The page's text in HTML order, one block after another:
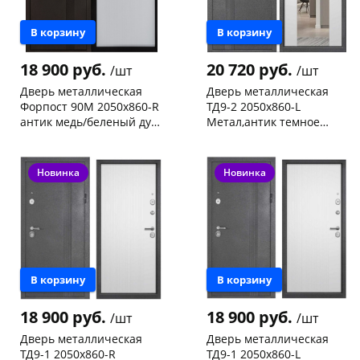
В корзину
18 900 руб. /шт
Дверь металлическая
Форпост 90М 2050х860-R
антик медь/беленый дуб,
склад
Чернышевского,
147а
1
Код товара
468535
В корзину
20 720 руб. /шт
Дверь металлическая
ТД9-2 2050х860-L
Метал,антик темное
склад
Код товара
468532
Новинка
В корзину
18 900 руб. /шт
Дверь металлическая
ТД9-1 2050х860-R
Новинка
В корзину
18 900 руб. /шт
Дверь металлическая
ТД9-1 2050х860-L
об оплате Плайтом
25
недели
Остались вопросы?
8 800 302-02-51